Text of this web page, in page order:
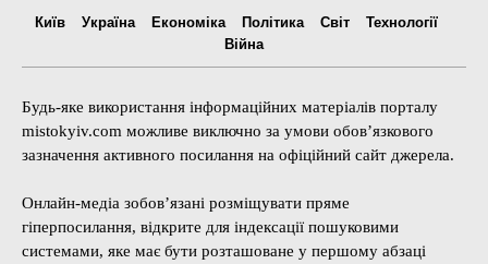
Київ Україна Економіка Політика Світ
Технології
Війна
Будь-яке використання інформаційних матеріалів порталу
mistokyiv.com можливе виключно за умови обов’язкового
зазначення активного посилання на офіційний сайт джерела.
Онлайн-медіа зобов’язані розміщувати пряме
гіперпосилання, відкрите для індексації пошуковими
системами, яке має бути розташоване у першому абзаці